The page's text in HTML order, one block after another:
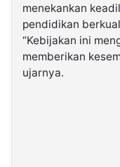
menekankan
pendidikan
“Kebijakan ini
memberikan
ujarnya.